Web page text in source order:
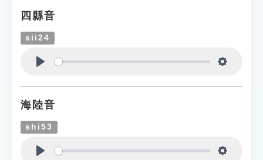
四縣音
sii24
海陸音
shi53